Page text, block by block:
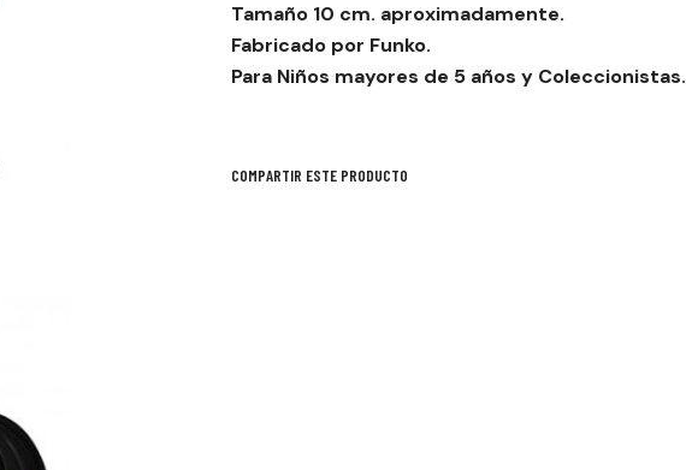
Tamaño 10 cm. aproximadamente.
Fabricado por Funko.
Para Niños mayores de 5 años y Coleccionistas.
COMPARTIR ESTE PRODUCTO